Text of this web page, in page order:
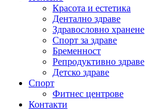
Красота и естетика
Дентално здраве
Здравословно хранене
Спорт за здраве
Бременност
Репродуктивно здраве
Детско здраве
Спорт
Фитнес центрове
Контакти